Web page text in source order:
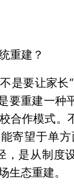
重建？
是要让家长
要重建一种
合作模式。
寄望于单
，是从制度
生态重建。